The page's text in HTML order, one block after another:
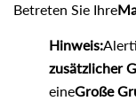
Betreten Sie Ihre
Hinweis:
zusätzlicher
eineGroße